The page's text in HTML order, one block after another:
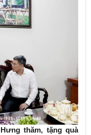
thăm, tặng quà